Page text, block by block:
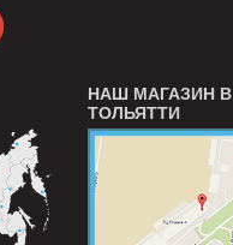
НАШ МАГАЗИН В
ТОЛЬЯТТИ